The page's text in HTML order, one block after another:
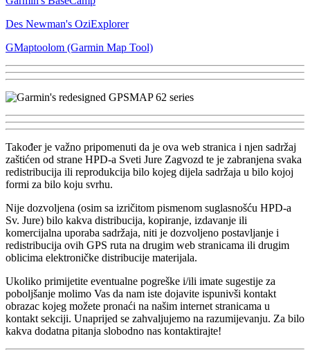
Des Newman's OziExplorer
GMaptoolom (Garmin Map Tool)
Također je važno pripomenuti da je ova web stranica i njen sadržaj
zaštićen od strane HPD-a Sveti Jure Zagvozd te je zabranjena svaka
redistribucija ili reprodukcija bilo kojeg dijela sadržaja u bilo kojoj
formi za bilo koju svrhu.
Nije dozvoljena (osim sa izričitom pismenom suglasnošću HPD-a
Sv. Jure) bilo kakva distribucija, kopiranje, izdavanje ili
komercijalna uporaba sadržaja, niti je dozvoljeno postavljanje i
redistribucija ovih GPS ruta na drugim web stranicama ili drugim
oblicima elektroničke distribucije materijala.
Ukoliko primijetite eventualne pogreške i/ili imate sugestije za
poboljšanje molimo Vas da nam iste dojavite ispunivši kontakt
obrazac kojeg možete pronaći na našim internet stranicama u
kontakt sekciji. Unaprijed se zahvaljujemo na razumijevanju. Za bilo
kakva dodatna pitanja slobodno nas kontaktirajte!